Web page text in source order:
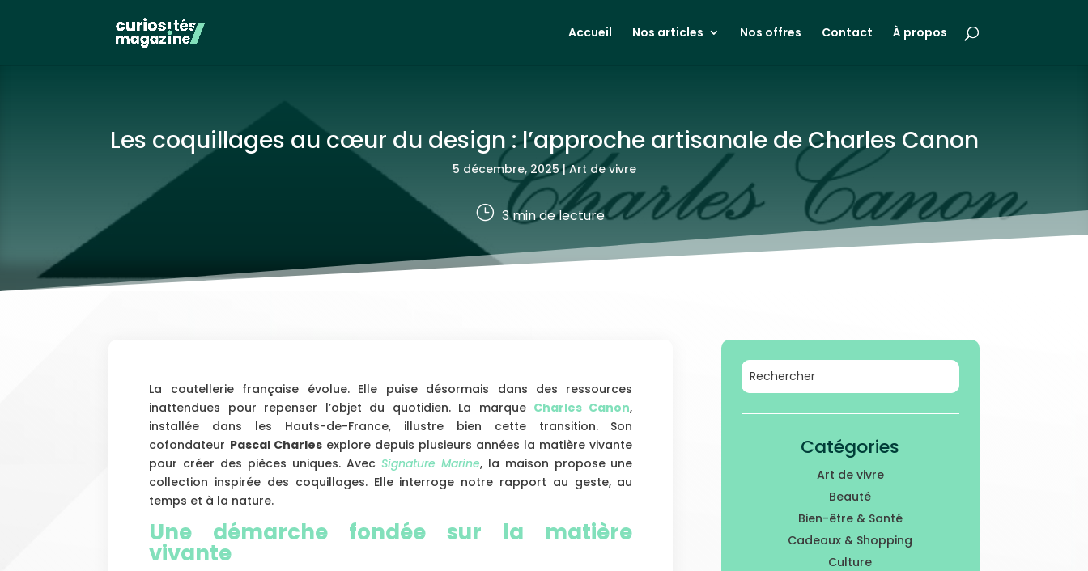
Accueil Nos articles Nos offres Contact À propos
Les coquillages au cœur du design : l’approche artisanale de Charles Canon
5 décembre, 2025|Art de vivre
} 3min de lecture
La coutellerie française évolue. Elle puise désormais dans des ressources
inattendues pour repenser l’objet du quotidien. La marque Charles Canon,
installée dans les Hauts-de-France, illustre bien cette transition. Son
cofondateur Pascal Charlesexplore depuis plusieurs années la matière vivante
pour créer des pièces uniques. Avec Signature Marine, la maison propose une
collection inspirée des coquillages. Elle interroge notre rapport au geste, au
temps et à la nature.
Une démarche fondée sur la matière
vivante
Catégories
Art de vivre
Beauté
Bien-être & Santé
Cadeaux & Shopping
Culture